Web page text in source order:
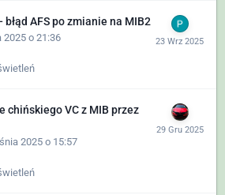
błąd AFS po zmianie na MIB2
2025 o 21:36
chińskiego VC z MIB przez
2025 o 15:57